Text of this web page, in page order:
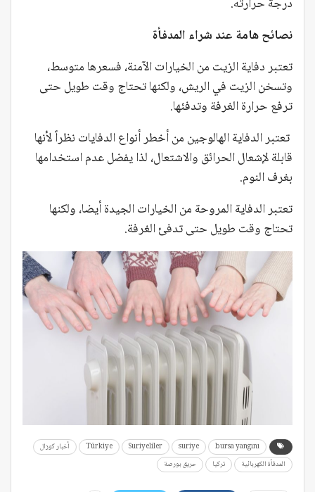
نصائح هامة عند شراء المدفأة
تعتبر دفاية الزيت من الخيارات الآمنة، فسعرها متوسط،
وتسخن الزيت في الريش، ولكنها تحتاج وقت طويل حتى
ترفع حرارة الغرفة وتدفئها.
تعتبر الدفاية الهالوجين من أخطر أنواع الدفايات نظراً لأنها
قابلة لإشعال الحرائق والاشتعال، لذا يفضل عدم استخدامها
بغرف النوم.
تعتبر الدفاية المروحة من الخيارات الجيدة أيضا، ولكنها
تحتاج وقت طويل حتى تدفئ الغرفة.
bursa yangını
suriye
Suriyeliler
Türkiye
أخبار كوزال
المدفأة الكهربائية
تركيا حريق بورصة